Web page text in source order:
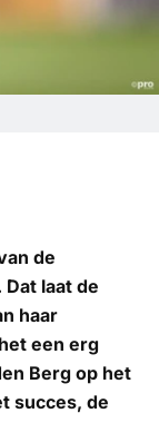
de
laat de
haar
een erg
Berg op het
succes, de